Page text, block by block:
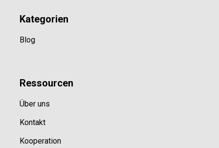
Kategorien
Blog
Ressourcen
Über uns
Kontakt
Kooperation